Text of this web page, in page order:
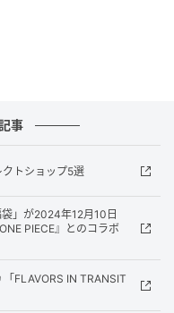
が持っているテディ
ロー」4400円。ぬい
側のファスナーを開
っくり返すと、空を
事
クトショップ5選
」が2024年12月10日
PIECE』とのコラボ
FLAVORS IN TRANSIT